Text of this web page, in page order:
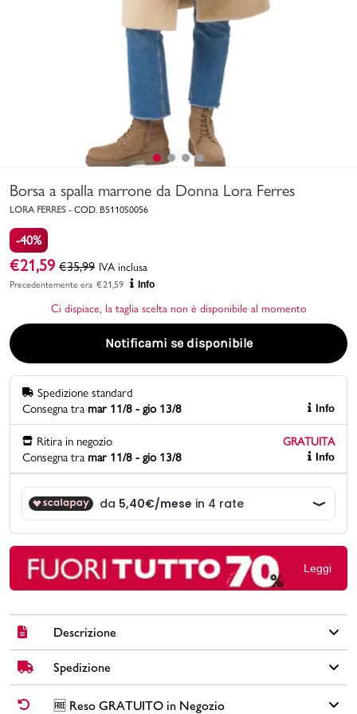
Bambino
Valigie
Marchi
Accedi | Registrati
Promo & News
contatti
pcard
Borsa a spalla marrone da Donna Lora Ferres
LORA FERRES - COD. B5110S0056
-40%
€21,59 €35,99 IVA inclusa
Precedentemente era €21,59 Info
Ci dispiace, la taglia scelta non è disponibile al momento
Notificami se disponibile
Spedizione standard
Consegna tra mar 11/8 - gio 13/8 Info
Ritira in negozio
GRATUITA
Consegna tra mar 11/8 - gio 13/8 Info
Leggi
Descrizione
Elegante borsa a spalla marrone da donna, firmata Lora Ferres.
Perfetta per un look casual-chic, questa borsa è realizzata in
similpelle effetto lucido. La chiusura con zip garantisce la
Spedizione
✅ Spedizione Standard GRATUITA DA € 30➡️ Consegna in
🆓 Reso GRATUITO in Negozio